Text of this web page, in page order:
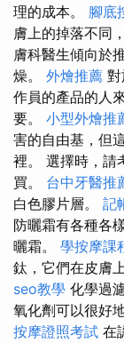
理的成本。 腳底
膚上的掉落不同
膚科醫生傾向於
燥。 外燴推薦
作員的產品的人
要。 小型外燴推
害的自由基，但
裡。 選擇時，請
買。 台中牙醫推
白色膠片層。 記
防曬霜有各種各
曬霜。 學按摩課
鈦，它們在皮膚
seo教學 化學過
氧化劑可以很好
按摩證照考試 在